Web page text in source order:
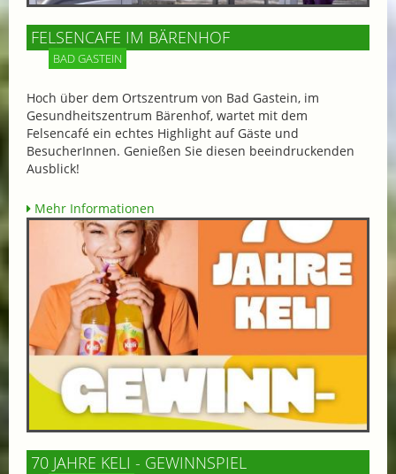
FELSENCAFE IM BÄRENHOF
BAD GASTEIN
Hoch über dem Ortszentrum von Bad Gastein, im
Gesundheitszentrum Bärenhof, wartet mit dem
Felsencafé ein echtes Highlight auf Gäste und
BesucherInnen. Genießen Sie diesen beeindruckenden
Ausblick!
Mehr Informationen
70 JAHRE KELI - GEWINNSPIEL